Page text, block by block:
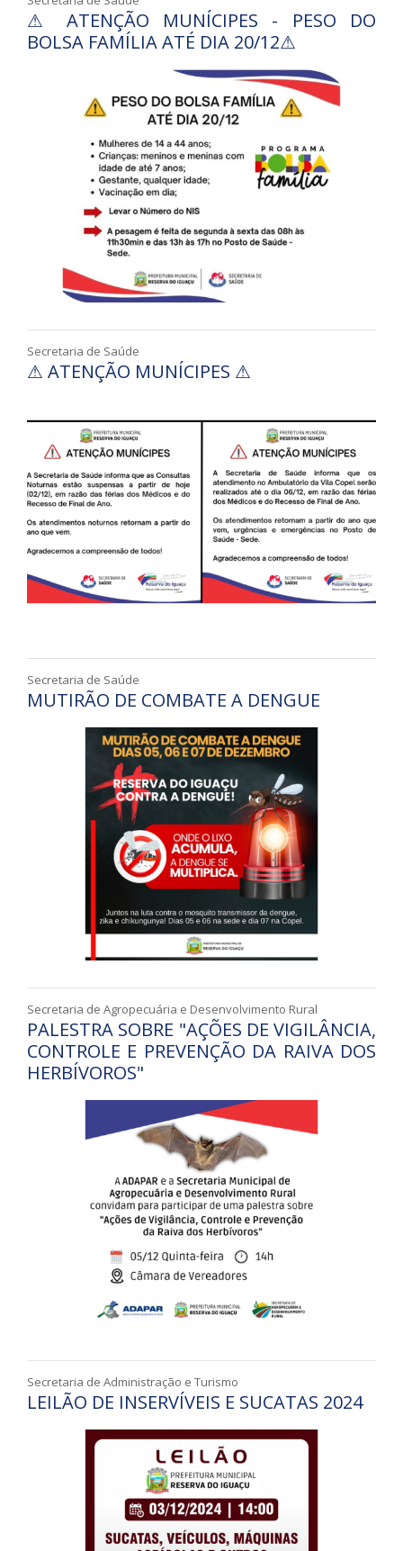
⚠ ATENÇÃO MUNÍCIPES - PESO DO
BOLSA FAMÍLIA ATÉ DIA 20/12⚠
Secretaria de Saúde
⚠ ATENÇÃO MUNÍCIPES ⚠
Secretaria de Saúde
MUTIRÃO DE COMBATE A DENGUE
Secretaria de Agropecuária e Desenvolvimento Rural
PALESTRA SOBRE "AÇÕES DE VIGILÂNCIA,
CONTROLE E PREVENÇÃO DA RAIVA DOS
HERBÍVOROS"
Secretaria de Administração e Turismo
LEILÃO DE INSERVÍVEIS E SUCATAS 2024